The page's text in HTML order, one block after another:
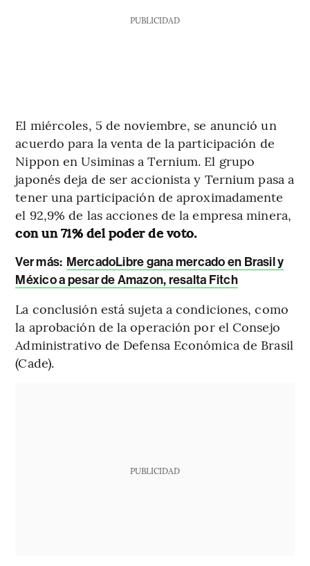
PUBLICIDAD
El miércoles, 5 de noviembre, se anunció un
acuerdo para la venta de la participación de
Nippon en Usiminas a Ternium. El grupo
japonés deja de ser accionista y Ternium pasa a
tener una participación de aproximadamente
el 92,9% de las acciones de la empresa minera,
con un 71% del poder de voto.
Ver más: MercadoLibre gana mercado en Brasil y
México a pesar de Amazon, resalta Fitch
La conclusión está sujeta a condiciones, como
la aprobación de la operación por el Consejo
Administrativo de Defensa Económica de Brasil
(Cade).
PUBLICIDAD